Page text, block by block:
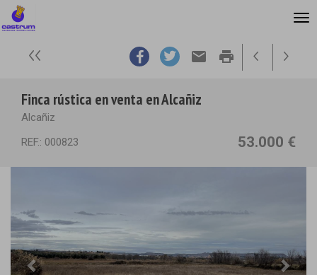
email print
Finca rústica en venta en Alcañiz
Alcañiz
REF.: 000823
53.000 €